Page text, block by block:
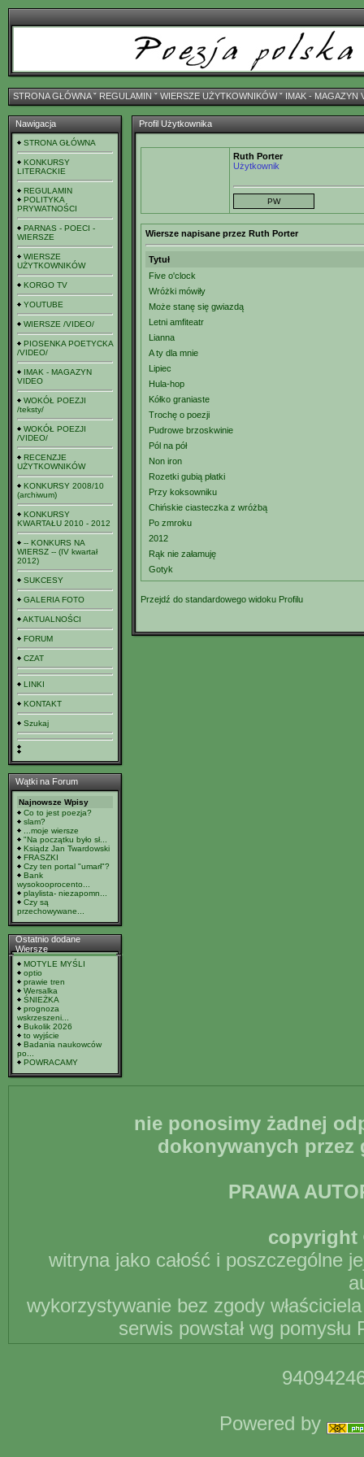
STRONA GŁÓWNAˇ REGULAMIN ˇ WIERSZE UŻYTKOWNIKÓWˇ IMAK - MAGAZYN
Nawigacja
STRONA GŁÓWNA
KONKURSY
LITERACKIE
REGULAMIN
POLITYKA
PRYWATNOŚCI
PARNAS - POECI -
WIERSZE
WIERSZE
UŻYTKOWNIKÓW
KORGO TV
YOUTUBE
WIERSZE /VIDEO/
PIOSENKA POETYCKA
/VIDEO/
IMAK - MAGAZYN
VIDEO
WOKÓŁ POEZJI
/teksty/
WOKÓŁ POEZJI
/VIDEO/
RECENZJE
UŻYTKOWNIKÓW
KONKURSY 2008/10
(archiwum)
KONKURSY
KWARTAŁU 2010 - 2012
-- KONKURS NA
WIERSZ -- (IV kwartał
2012)
SUKCESY
GALERIA FOTO
AKTUALNOŚCI
FORUM
CZAT
LINKI
KONTAKT
Szukaj
Wątki na Forum
Najnowsze Wpisy
Co to jest poezja?
slam?
...moje wiersze
"Na początku było sł...
Ksiądz Jan Twardowski
FRASZKI
Czy ten portal "umarł"?
Bank
wysokooprocento...
playlista- niezapomn...
Czy są
przechowywane...
Ostatnio dodane
Wiersze
MOTYLE MYŚLI
optio
prawie tren
Wersalka
ŚNIEŻKA
prognoza
wskrzeszeni...
Bukolik 2026
to wyjście
Badania naukowców
po...
POWRACAMY
Profil Użytkownika
Ruth Porter
Użytkownik
Wiersze napisane przez Ruth Porter
Tytuł
Five o'clock
Wróżki mówiły
Może stanę się gwiazdą
Letni amfiteatr
Lianna
A ty dla mnie
Lipiec
Hula-hop
Kółko graniaste
Trochę o poezji
Pudrowe brzoskwinie
Pól na pół
Non iron
Rozetki gubią płatki
Przy koksowniku
Chińskie ciasteczka z wróżbą
Po zmroku
2012
Rąk nie załamuję
Gotyk
Przejdź do standardowego widoku Profilu
nie ponosimy żadnej
dokonywanych
PRAWA
copyright
witryna jako całość i poszczególne
wykorzystywanie bez zgody
serwis powstał wg
Powered by